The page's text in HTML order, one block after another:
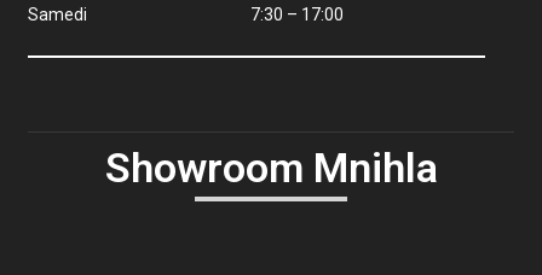
Samedi 7:30 – 17:00
Showroom Mnihla